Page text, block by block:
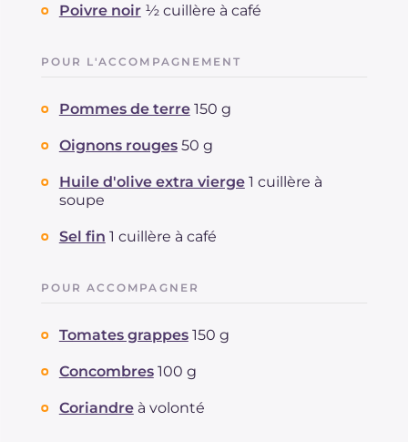
Poivre noir ½ cuillère à café
POUR L'ACCOMPAGNEMENT
Pommes de terre 150 g
Oignons rouges 50 g
Huile d'olive extra vierge 1 cuillère à
soupe
Sel fin 1 cuillère à café
POUR ACCOMPAGNER
Tomates grappes 150 g
Concombres 100 g
Coriandre à volonté